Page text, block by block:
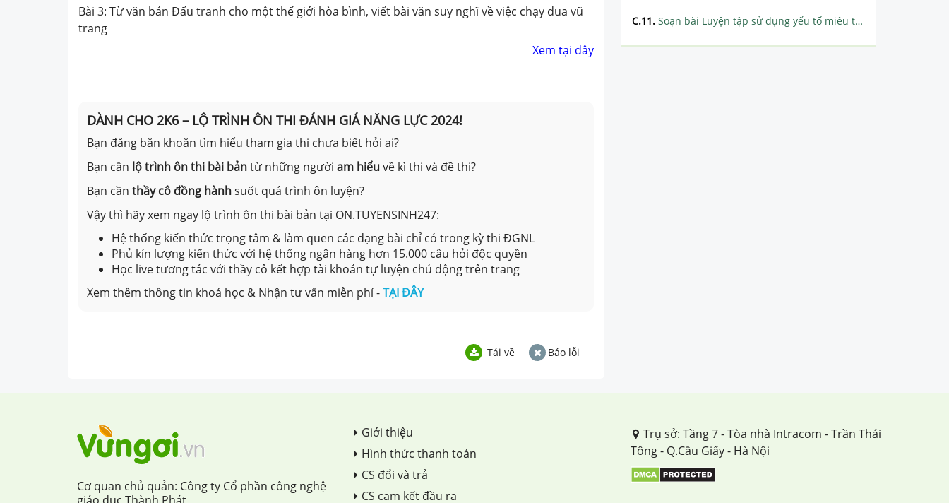
Bài 3: Từ văn bản Đấu tranh cho một thế giới hòa bình, viết bài văn suy nghĩ về việc chạy đua vũ
trang
Xem tại đây
DÀNH CHO 2K6 – LỘ TRÌNH ÔN THI ĐÁNH GIÁ NĂNG LỰC 2024!
Bạn đăng băn khoăn tìm hiểu tham gia thi chưa biết hỏi ai?
Bạn cần lộ trình ôn thi bài bảntừ những người am hiểuvề kì thi và đề thi?
Bạn cần thầy cô đồng hànhsuốt quá trình ôn luyện?
Vậy thì hãy xem ngay lộ trình ôn thi bài bản tại ON.TUYENSINH247:
Hệ thống kiến thức trọng tâm & làm quen các dạng bài chỉ có trong kỳ thi ĐGNL
Phủ kín lượng kiến thức với hệ thống ngân hàng hơn 15.000 câu hỏi độc quyền
Học live tương tác với thầy cô kết hợp tài khoản tự luyện chủ động trên trang
Xem thêm thông tin khoá học & Nhận tư vấn miễn phí -TẠI ĐÂY
Tải về Báo lỗi
C.11. Soạn bài Luyện tập sử dụng yếu tố miêu tả trong văn bản thuyết minh siêu ngắn
TUẦN 15
Cơ quan chủ quản: Công ty Cổ phần công nghệ
Giới thiệu
Hình thức thanh toán
CS đổi và trả
CS cam kết đầu ra
Trụ sở: Tầng 7 - Tòa nhà Intracom - Trần Thái
Tông - Q.Cầu Giấy - Hà Nội